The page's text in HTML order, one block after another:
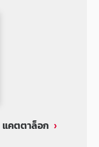
คตตาล็อก